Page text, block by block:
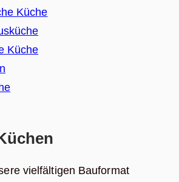
Küche
Küche
vielfältigen Bauformat